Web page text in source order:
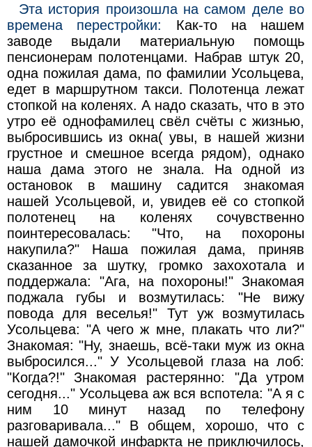
Эта история произошла на самом деле во
времена перестройки:
Как-то на нашем
заводе выдали материальную помощь
пенсионерам полотенцами. Набрав штук 20,
одна пожилая дама, по фамилии Усольцева,
едет в маршрутном такси. Полотенца лежат
стопкой на коленях. А надо сказать, что в это
утро её однофамилец свёл счёты с жизнью,
выбросившись из окна( увы, в нашей жизни
грустное и смешное всегда рядом), однако
наша дама этого не знала. На одной из
остановок в машину садится знакомая
нашей Усольцевой, и, увидев её со стопкой
полотенец на коленях сочувственно
поинтересовалась: "Что, на похороны
накупила?" Наша пожилая дама, приняв
сказанное за шутку, громко захохотала и
поддержала: "Ага, на похороны!" Знакомая
поджала губы и возмутилась: "Не вижу
повода для веселья!" Тут уж возмутилась
Усольцева: "А чего ж мне, плакать что ли?"
Знакомая: "Ну, знаешь, всё-таки муж из окна
выбросился..." У Усольцевой глаза на лоб:
"Когда?!" Знакомая растерянно: "Да утром
сегодня..." Усольцева аж вся вспотела: "А я с
ним 10 минут назад по телефону
разговаривала..." В общем, хорошо, что с
нашей дамочкой инфаркта не приключилось,